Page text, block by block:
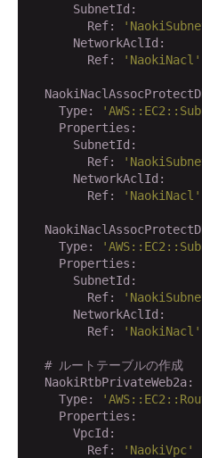
      SubnetId:
        Ref:
      NetworkAclId:
        Ref:
'NaokiNacl'
    Type:
    Properties:
      SubnetId:
        Ref:
      NetworkAclId:
        Ref:
'NaokiNacl'
    Type:
    Properties:
      SubnetId:
        Ref:
      NetworkAclId:
        Ref:
'NaokiNacl'
# ルートテーブルの作成
  NaokiRtbPrivateWeb2a:
    Type:
    Properties:
      VpcId:
        Ref:
'NaokiVpc'